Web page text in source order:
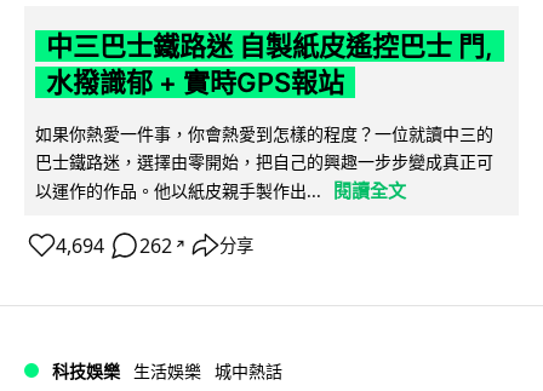
中三巴士鐵路迷 自製紙皮遙控巴士 門,
水撥識郁 + 實時GPS報站
如果你熱愛一件事，你會熱愛到怎樣的程度？一位就讀中三的
巴士鐵路迷，選擇由零開始，把自己的興趣一步步變成真正可
以運作的作品。他以紙皮親手製作出...
閱讀全文
4,694 262 ↗ 分享
科技娛樂 生活娛樂 城中熱話